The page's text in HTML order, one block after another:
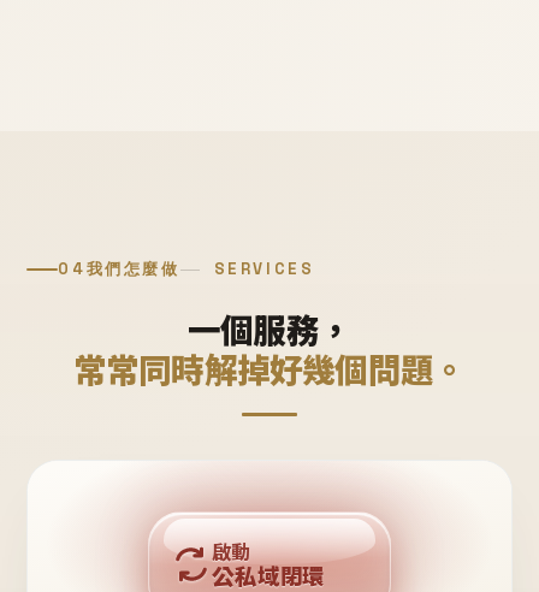
04我們怎麼做 SERVICES
一個服務，
常常同時解掉好幾個問題。
回購複利
啟動
公私域閉環